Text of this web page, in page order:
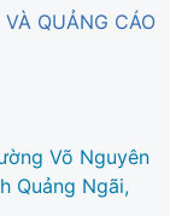
QUẢNG CÁO
Võ Nguyên
Quảng Ngãi,